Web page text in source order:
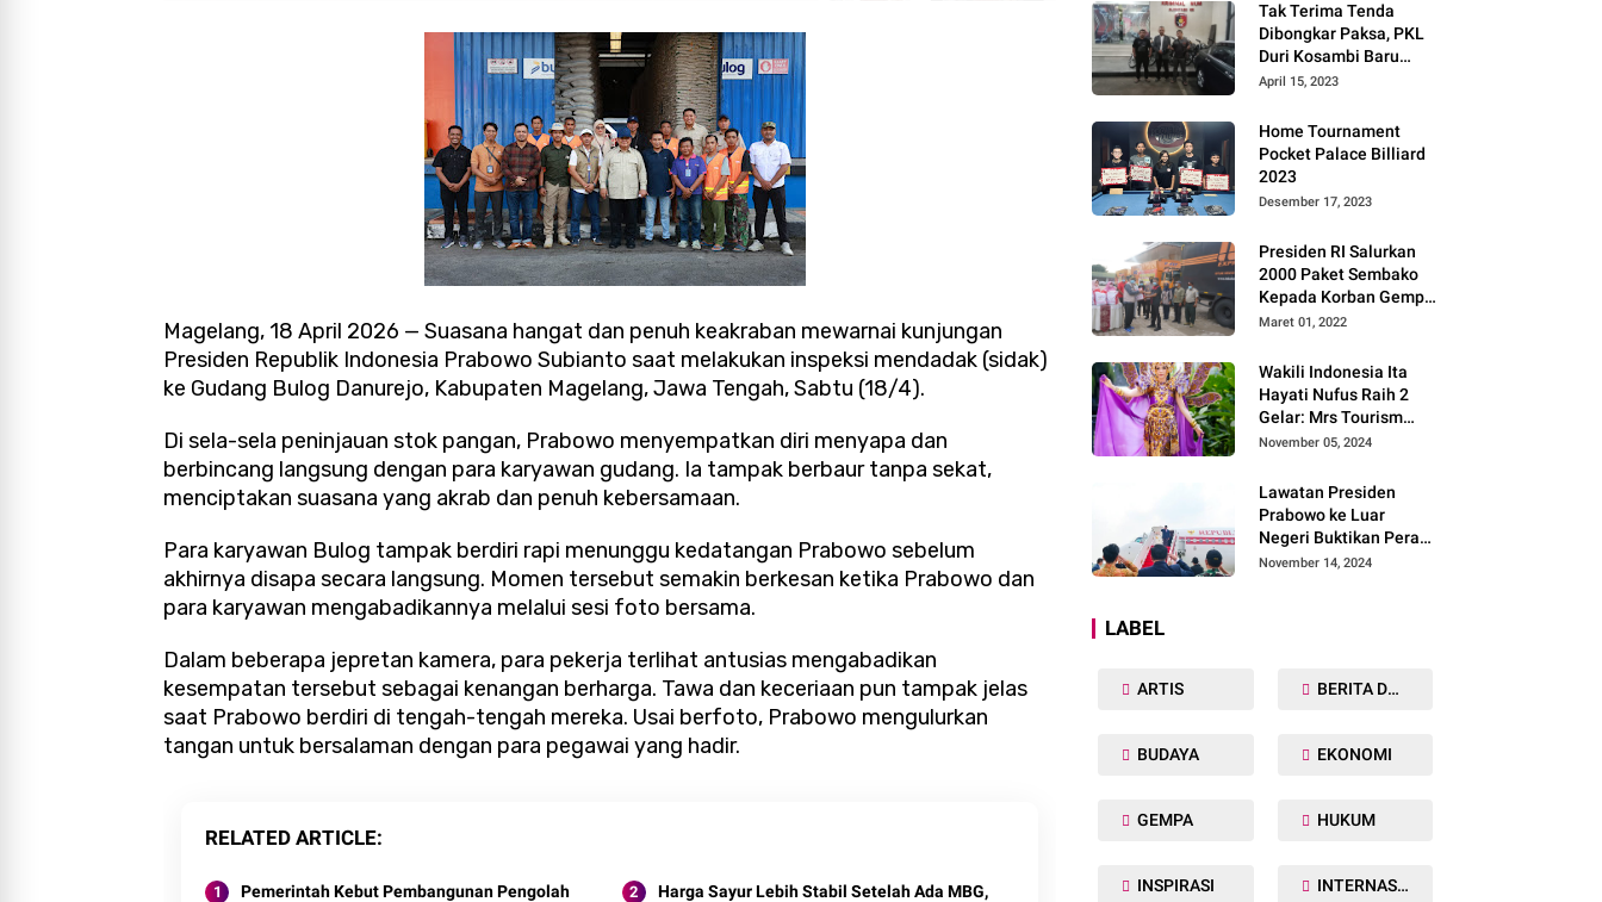
Magelang, 18 April 2026 — Suasana hangat dan penuh keakraban mewarnai kunjungan
Presiden Republik Indonesia Prabowo Subianto saat melakukan inspeksi mendadak (sidak)
ke Gudang Bulog Danurejo, Kabupaten Magelang, Jawa Tengah, Sabtu (18/4).
Di sela-sela peninjauan stok pangan, Prabowo menyempatkan diri menyapa dan
berbincang langsung dengan para karyawan gudang. Ia tampak berbaur tanpa sekat,
menciptakan suasana yang akrab dan penuh kebersamaan.
Para karyawan Bulog tampak berdiri rapi menunggu kedatangan Prabowo sebelum
akhirnya disapa secara langsung. Momen tersebut semakin berkesan ketika Prabowo dan
para karyawan mengabadikannya melalui sesi foto bersama.
Dalam beberapa jepretan kamera, para pekerja terlihat antusias mengabadikan
kesempatan tersebut sebagai kenangan berharga. Tawa dan keceriaan pun tampak jelas
saat Prabowo berdiri di tengah-tengah mereka. Usai berfoto, Prabowo mengulurkan
tangan untuk bersalaman dengan para pegawai yang hadir.
RELATED ARTICLE
Pemerintah Kebut Pembangunan Pengolah
Harga Sayur Lebih Stabil Setelah Ada MBG,
Tak Terima Tenda
Dibongkar Paksa, PKL
Duri Kosambi Baru
Gugat PT MD
April 15, 2023
Home Tournament
Pocket Palace Billiard
2023
Desember 17, 2023
Presiden RI Salurkan
2000 Paket Sembako
Kepada Korban Gempa
di Pasaman Barat
Maret 01, 2022
Wakili Indonesia Ita
Hayati Nufus Raih 2
Gelar: Mrs Tourism
2024 dan Fourth
Worldwide
International 2024, di
Pemilihan Mrs
Worldwide 2024
November 05, 2024
Lawatan Presiden
Prabowo ke Luar
Negeri Buktikan Peran
Strategis Indonesia di
November 14, 2024
LABEL
ARTIS BERITA DAERAH
BUDAYA EKONOMI
GEMPA HUKUM
INSPIRASI INTERNASIONAL